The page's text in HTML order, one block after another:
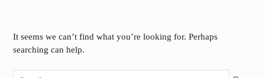
It seems we can’t find what you’re looking for. Perhaps
searching can help.
Search